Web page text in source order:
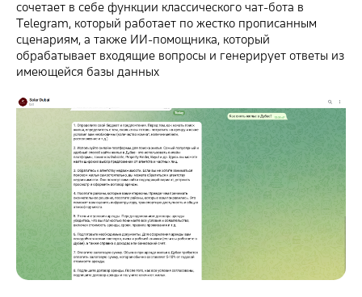
сочетает в себе функции классического чат-бота в
Telegram, который работает по жестко прописанным
сценариям, а также ИИ-помощника, который
обрабатывает входящие вопросы и генерирует ответы из
имеющейся базы данных